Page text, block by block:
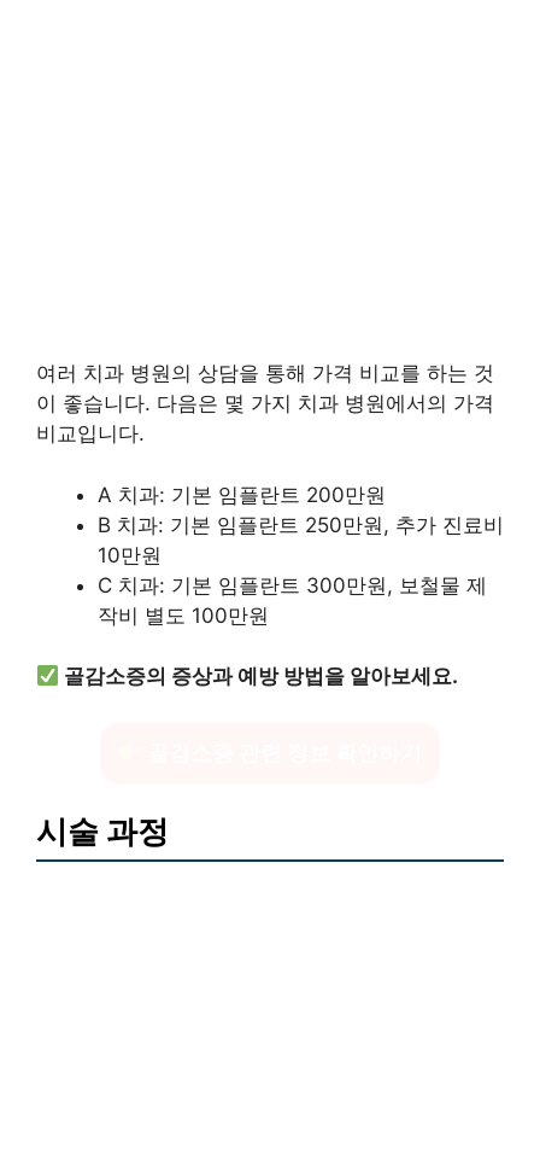
여러 치과 병원의 상담을 통해 가격 비교를 하는 것
이 좋습니다. 다음은 몇 가지 치과 병원에서의 가격
비교입니다.
A 치과: 기본 임플란트 200만원
B 치과: 기본 임플란트 250만원, 추가 진료비
10만원
C 치과: 기본 임플란트 300만원, 보철물 제
작비 별도 100만원
골감소증의 증상과 예방 방법을 알아보세요.
시술 과정